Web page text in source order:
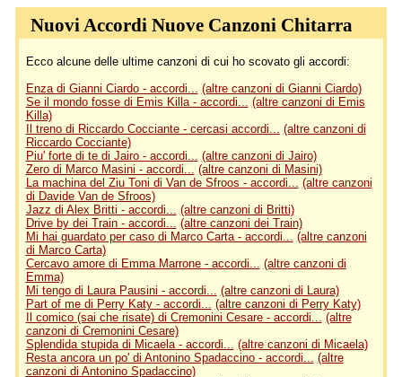
Nuovi Accordi Nuove Canzoni Chitarra
Ecco alcune delle ultime canzoni di cui ho scovato gli accordi:
Enza di Gianni Ciardo - accordi... (altre canzoni di Gianni Ciardo)
Se il mondo fosse di Emis Killa - accordi... (altre canzoni di Emis
Killa)
Il treno di Riccardo Cocciante - cercasi accordi... (altre canzoni di
Riccardo Cocciante)
Piu' forte di te di Jairo - accordi... (altre canzoni di Jairo)
Zero di Marco Masini - accordi... (altre canzoni di Masini)
La machina del Ziu Toni di Van de Sfroos - accordi... (altre canzoni
di Davide Van de Sfroos)
Jazz di Alex Britti - accordi... (altre canzoni di Britti)
Drive by dei Train - accordi... (altre canzoni dei Train)
Mi hai guardato per caso di Marco Carta - accordi... (altre canzoni
di Marco Carta)
Cercavo amore di Emma Marrone - accordi... (altre canzoni di
Emma)
Mi tengo di Laura Pausini - accordi... (altre canzoni di Laura)
Part of me di Perry Katy - accordi... (altre canzoni di Perry Katy)
Il comico (sai che risate) di Cremonini Cesare - accordi... (altre
canzoni di Cremonini Cesare)
Splendida stupida di Micaela - accordi... (altre canzoni di Micaela)
Resta ancora un po' di Antonino Spadaccino - accordi... (altre
canzoni di Antonino Spadaccino)